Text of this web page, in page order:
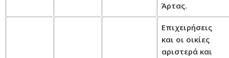
Άρτας.
Επιχειρήσεις
και οι οικίες
αριστερά και